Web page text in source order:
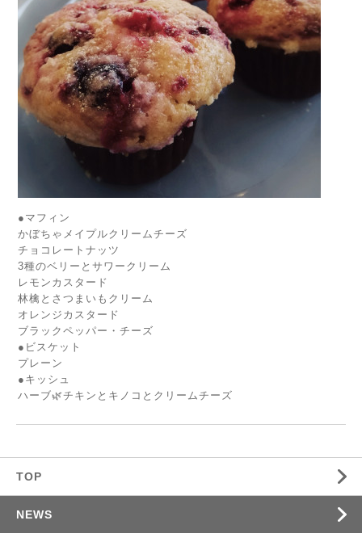
●マフィン
かぼちゃメイプルクリームチーズ
チョコレートナッツ
3種のベリーとサワークリーム
レモンカスタード
林檎とさつまいもクリーム
オレンジカスタード
ブラックペッパー・チーズ
●ビスケット
プレーン
●キッシュ
ハーブ🌿チキンとキノコとクリームチーズ
TOP
NEWS